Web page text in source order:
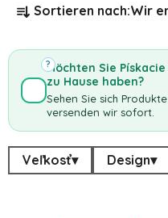
Sortieren nach:Wir
Möchten Sie
zu Hause haben?
Sehen Sie sich
versenden wir sofort.
?
Veľkosť▾ Design▾